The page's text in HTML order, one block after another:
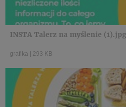
INSTA Talerz na myślenie (1).jpg
grafika 293 KB